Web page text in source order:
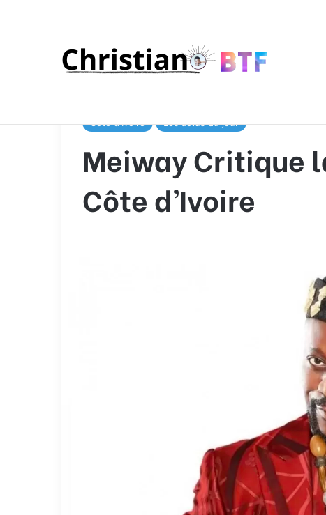
Côte d'Ivoire Les actus du jour
Meiway Critique
Côte d’Ivoire